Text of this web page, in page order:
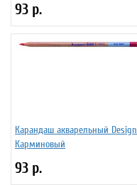
93 р.
Карандаш акварельный Design
Карминовый
93 р.